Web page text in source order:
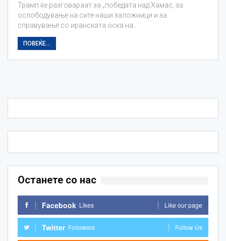
Трамп ќе разговараат за „победата над Хамас, за
ослободување на сите наши заложници и за
справување со иранската оска на…
ПОВЕЌЕ...
Останете со нас
Facebook Likes Like our page
Twitter Followers Follow Us